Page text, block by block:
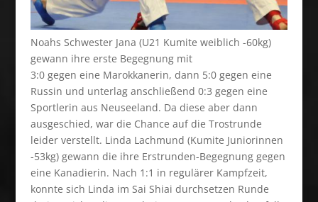
Noahs Schwester Jana (U21 Kumite weiblich -60kg)
gewann ihre erste Begegnung mit
3:0 gegen eine Marokkanerin, dann 5:0 gegen eine
Russin und unterlag anschließend 0:3 gegen eine
Sportlerin aus Neuseeland. Da diese aber dann
ausgeschied, war die Chance auf die Trostrunde
leider verstellt. Linda Lachmund (Kumite Juniorinnen
-53kg) gewann die ihre Erstrunden-Begegnung gegen
eine Kanadierin. Nach 1:1 in regulärer Kampfzeit,
konnte sich Linda im Sai Shiai durchsetzen Runde